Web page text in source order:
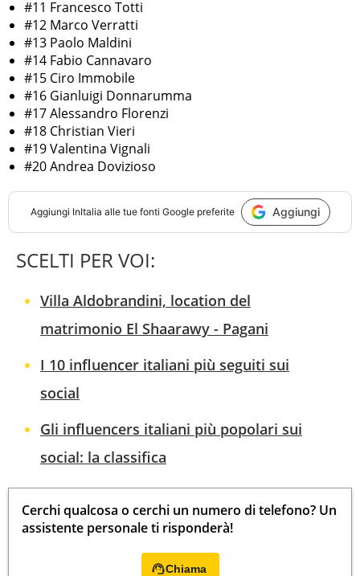
#11 Francesco Totti
#12 Marco Verratti
#13 Paolo Maldini
#14 Fabio Cannavaro
#15 Ciro Immobile
#16 Gianluigi Donnarumma
#17 Alessandro Florenzi
#18 Christian Vieri
#19 Valentina Vignali
#20 Andrea Dovizioso
Aggiungi InItalia alle tue fonti Google preferite Aggiungi
SCELTI PER VOI:
Villa Aldobrandini, location del
matrimonio El Shaarawy - Pagani
I 10 influencer italiani più seguiti sui
social
Gli influencers italiani più popolari sui
social: la classifica
Cerchi qualcosa o cerchi un numero di telefono? Un
assistente personale ti risponderà!
Chiama